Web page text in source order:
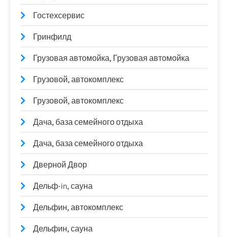
Гостехсервис
Гринфилд
Грузовая автомойка, Грузовая автомойка
Грузовой, автокомплекс
Грузовой, автокомплекс
Дача, база семейного отдыха
Дача, база семейного отдыха
Дверной Двор
Дельф-in, сауна
Дельфин, автокомплекс
Дельфин, сауна